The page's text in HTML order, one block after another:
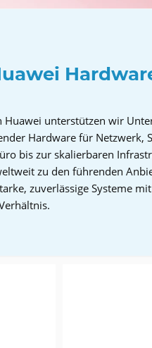
Huawei unterstützen wir
Hardware für Netzwerk,
bis zur skalierbaren
zu den führenden
zuverlässige Systeme